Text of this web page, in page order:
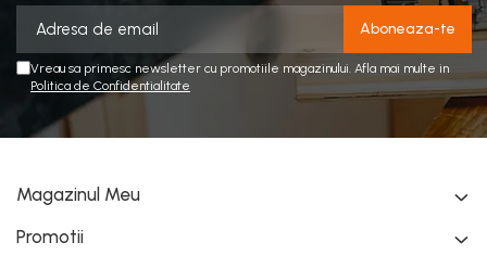
Vreau sa primesc newsletter cu promotiile magazinului. Afla mai multe in
Politica de Confidentialitate
Magazinul Meu
Promotii